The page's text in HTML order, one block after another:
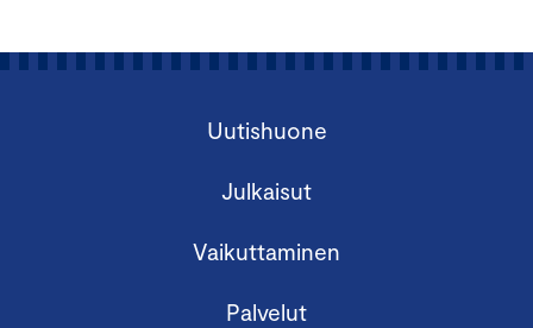
Uutishuone
Julkaisut
Vaikuttaminen
Palvelut